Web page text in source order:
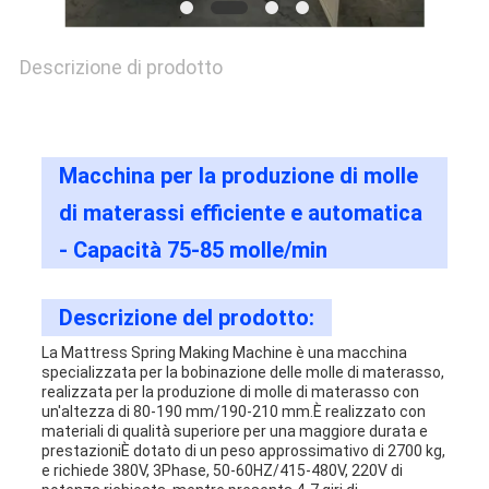
Descrizione di prodotto
Macchina per la produzione di molle
di materassi efficiente e automatica
- Capacità 75-85 molle/min
Descrizione del prodotto:
La Mattress Spring Making Machine è una macchina
specializzata per la bobinazione delle molle di materasso,
realizzata per la produzione di molle di materasso con
un'altezza di 80-190 mm/190-210 mm.È realizzato con
materiali di qualità superiore per una maggiore durata e
prestazioniÈ dotato di un peso approssimativo di 2700 kg,
e richiede 380V, 3Phase, 50-60HZ/415-480V, 220V di